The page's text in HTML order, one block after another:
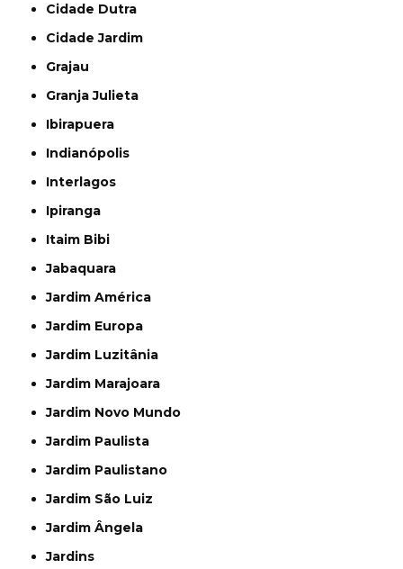
Cidade Dutra
Cidade Jardim
Grajau
Granja Julieta
Ibirapuera
Indianópolis
Interlagos
Ipiranga
Itaim Bibi
Jabaquara
Jardim América
Jardim Europa
Jardim Luzitânia
Jardim Marajoara
Jardim Novo Mundo
Jardim Paulista
Jardim Paulistano
Jardim São Luiz
Jardim Ângela
Jardins